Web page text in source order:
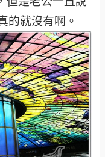
的就沒有啊。